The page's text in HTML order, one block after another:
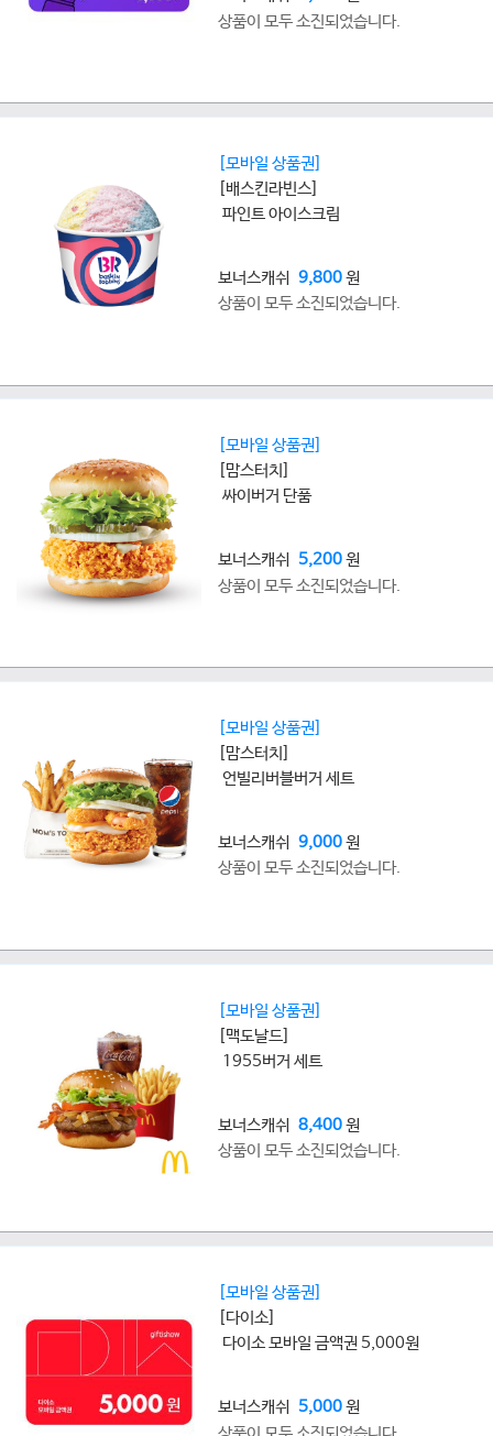
상품이 모두 소진되었습니다.
[모바일 상품권]
[배스킨라빈스]
파인트 아이스크림
보너스캐쉬 9,800원
상품이 모두 소진되었습니다.
[모바일 상품권]
[맘스터치]
싸이버거 단품
보너스캐쉬 5,200원
상품이 모두 소진되었습니다.
[모바일 상품권]
[맘스터치]
언빌리버블버거 세트
보너스캐쉬 9,000원
상품이 모두 소진되었습니다.
[모바일 상품권]
[맥도날드]
1955버거 세트
보너스캐쉬 8,400원
상품이 모두 소진되었습니다.
[모바일 상품권]
[다이소]
다이소 모바일 금액권 5,000원
보너스캐쉬 5,000원